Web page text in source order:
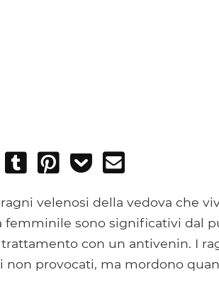
Share
Post
Tumblr
Pin
Add
Pocket
velenosi della vedova che
sono significativi dal
con un antivenin. I
non provocati, ma mordono